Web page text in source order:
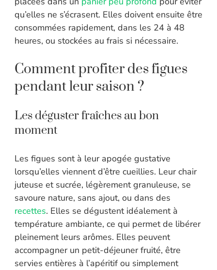
qu’elles ne s’écrasent. Elles doivent ensuite être
consommées rapidement, dans les 24 à 48
heures, ou stockées au frais si nécessaire.
Comment profiter des figues
pendant leur saison ?
Les déguster fraîches au bon
moment
Les figues sont à leur apogée gustative
lorsqu’elles viennent d’être cueillies. Leur chair
juteuse et sucrée, légèrement granuleuse, se
savoure nature, sans ajout, ou dans des
recettes. Elles se dégustent idéalement à
température ambiante, ce qui permet de libérer
pleinement leurs arômes. Elles peuvent
accompagner un petit-déjeuner fruité, être
servies entières à l’apéritif ou simplement